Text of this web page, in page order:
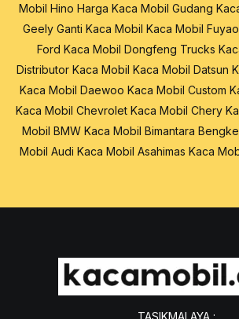
Mobil Hino Harga Kaca Mobil Gudang
Geely Ganti Kaca Mobil Kaca Mobil
Ford Kaca Mobil Dongfeng Trucks
Distributor Kaca Mobil Kaca Mobil Datsun
Kaca Mobil Daewoo Kaca Mobil Custom
Kaca Mobil Chevrolet Kaca Mobil Chery
Mobil BMW Kaca Mobil Bimantara
Mobil Audi Kaca Mobil Asahimas Kaca